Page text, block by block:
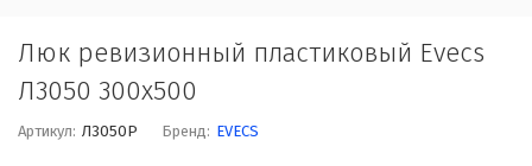
Люк ревизионный пластиковый Evecs
Л3050 300x500
Артикул: Л3050Р Бренд: EVECS